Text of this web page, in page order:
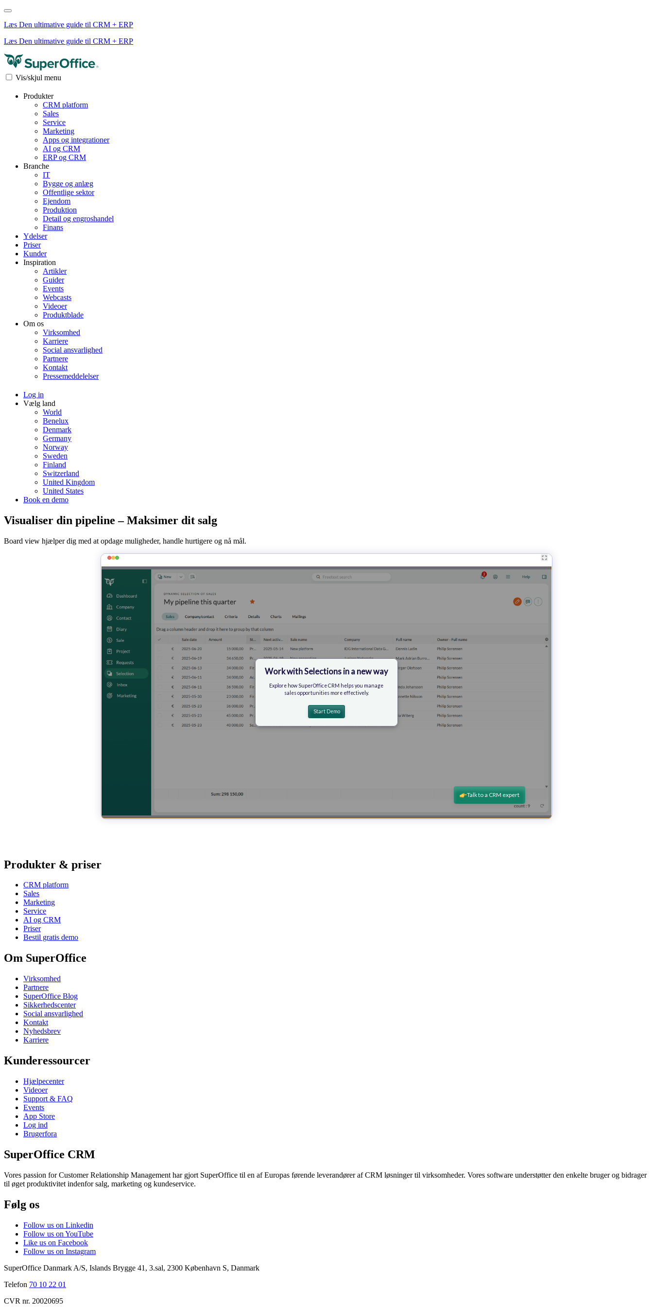
Læs Den ultimative guide til CRM + ERP
Læs Den ultimative guide til CRM + ERP
Vis/skjul menu
Produkter
CRM platform
Sales
Service
Marketing
Apps og integrationer
AI og CRM
ERP og CRM
Branche
IT
Bygge og anlæg
Offentlige sektor
Ejendom
Produktion
Detail og engroshandel
Finans
Ydelser
Priser
Kunder
Inspiration
Artikler
Guider
Events
Webcasts
Videoer
Produktblade
Om os
Virksomhed
Karriere
Social ansvarlighed
Partnere
Kontakt
Pressemeddelelser
Log in
Vælg land
World
Benelux
Denmark
Germany
Norway
Sweden
Finland
Switzerland
United Kingdom
United States
Book en demo
Visualiser din pipeline – Maksimer dit salg
Board view hjælper dig med at opdage muligheder, handle hurtigere og nå mål.
Produkter & priser
CRM platform
Sales
Marketing
Service
AI og CRM
Priser
Bestil gratis demo
Om SuperOffice
Virksomhed
Partnere
SuperOffice Blog
Sikkerhedscenter
Social ansvarlighed
Kontakt
Nyhedsbrev
Karriere
Kunderessourcer
Hjælpecenter
Videoer
Support & FAQ
Events
App Store
Log ind
Brugerfora
SuperOffice CRM
Vores passion for Customer Relationship Management har gjort SuperOffice til en af Europas førende leverandører af CRM løsninger til virksomheder. Vores software understøtter den enkelte bruger og bidrager
til øget produktivitet indenfor salg, marketing og kundeservice.
Følg os
Follow us on Linkedin
Follow us on YouTube
Like us on Facebook
Follow us on Instagram
SuperOffice Danmark A/S, Islands Brygge 41, 3.sal, 2300 København S, Danmark
Telefon 70 10 22 01
CVR nr. 20020695